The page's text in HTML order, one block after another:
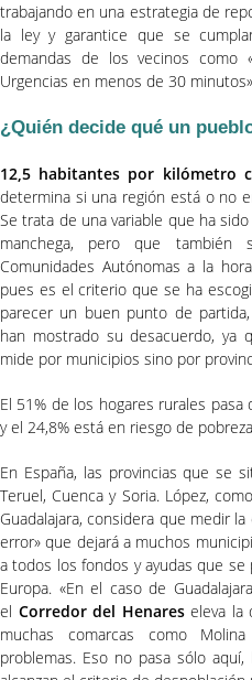
trabajando en una estrategia de
la ley y garantice que se
demandas de los vecinos como
Urgencias en menos de 30
¿Quién decide qué un
12,5 habitantes por kilómetro
determina si una región está o no
Se trata de una variable que ha
manchega, pero que
Comunidades Autónomas a la
pues es el criterio que se ha
parecer un buen punto de
han mostrado su desacuerdo, ya
mide por municipios sino por
El 51% de los hogares rurales
y el 24,8% está en riesgo de
En España, las provincias que se
Teruel, Cuenca y Soria. López,
Guadalajara, considera que medir
error» que dejará a muchos
a todos los fondos y ayudas que
Europa. «En el caso de
el Corredor del Henareseleva la
muchas comarcas como
problemas. Eso no pasa sólo